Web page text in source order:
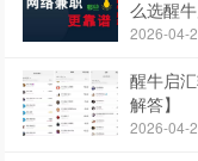
么选醒
2026-04-
醒牛启
解答】
2026-04-